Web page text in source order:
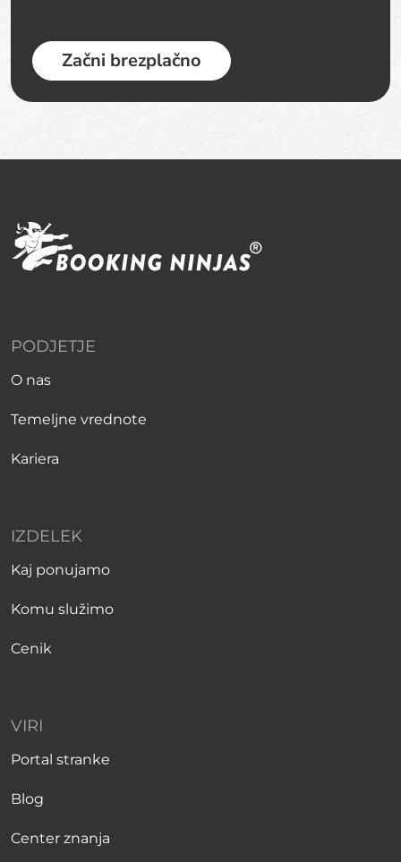
Začni brezplačno
PODJETJE
O nas
Temeljne vrednote
Kariera
IZDELEK
Kaj ponujamo
Komu služimo
Cenik
VIRI
Portal stranke
Blog
Center znanja